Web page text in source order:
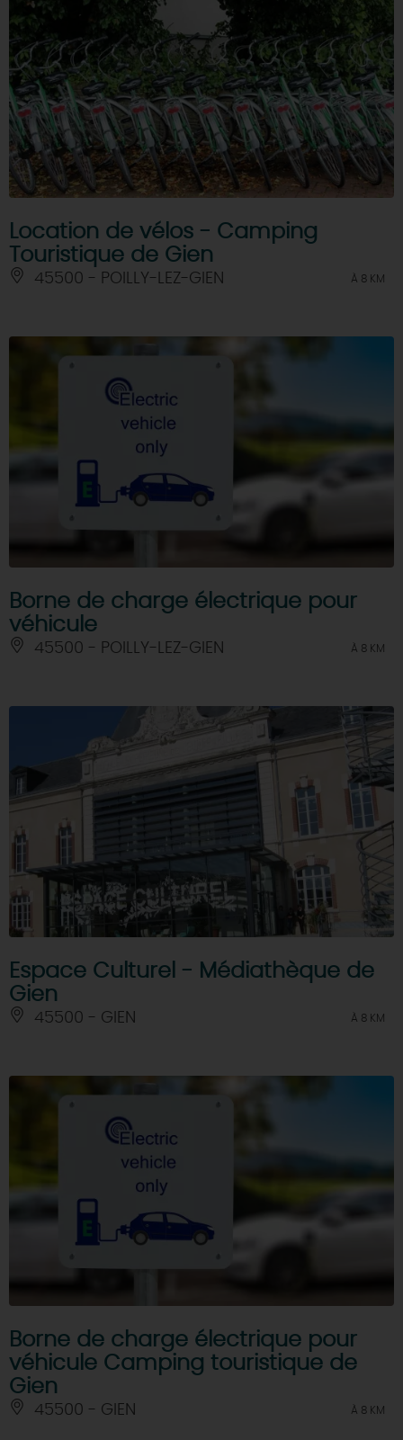
Location de vélos - Camping
Touristique de Gien
45500 - POILLY-LEZ-GIEN À 8 KM
Borne de charge électrique pour
véhicule
45500 - POILLY-LEZ-GIEN À 8 KM
Espace Culturel - Médiathèque de
Gien
45500 - GIEN À 8 KM
Borne de charge électrique pour
véhicule Camping touristique de
Gien
45500 - GIEN À 8 KM